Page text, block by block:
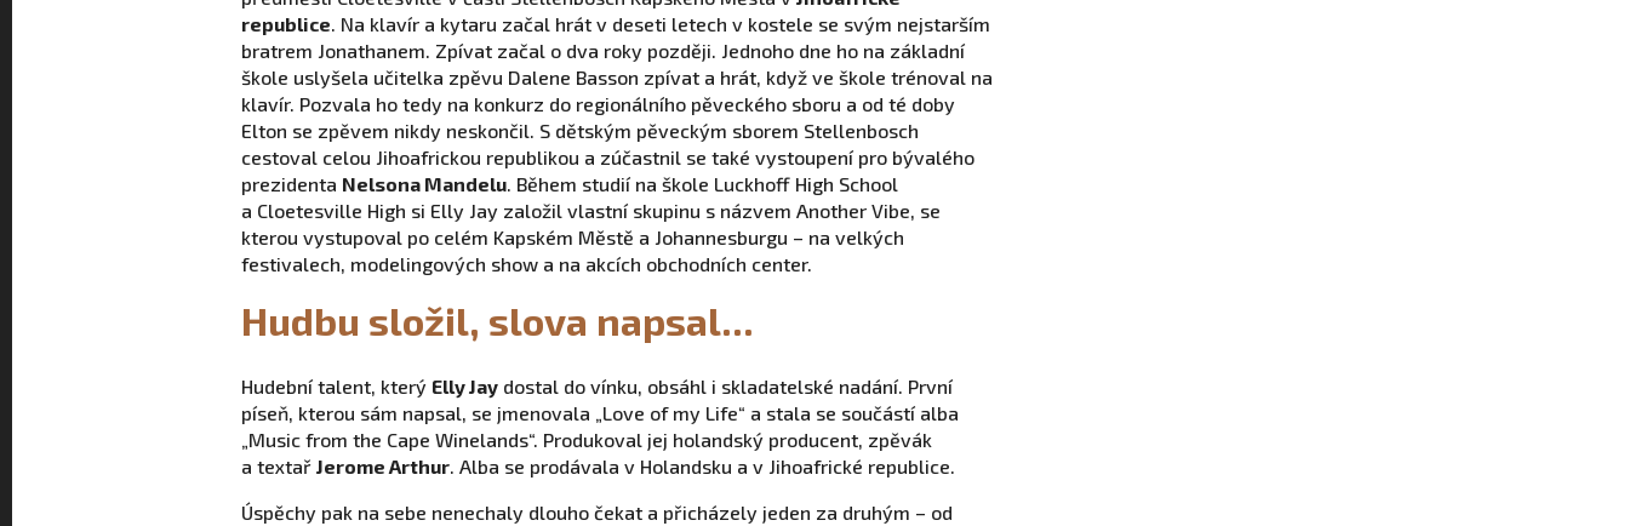
republice. Na klavír a kytaru začal hrát v deseti letech v kostele se svým nejstarším
bratrem Jonathanem. Zpívat začal o dva roky později. Jednoho dne ho na základní
škole uslyšela učitelka zpěvu Dalene Basson zpívat a hrát, když ve škole trénoval na
klavír. Pozvala ho tedy na konkurz do regionálního pěveckého sboru a od té doby
Elton se zpěvem nikdy neskončil. S dětským pěveckým sborem Stellenbosch
cestoval celou Jihoafrickou republikou a zúčastnil se také vystoupení pro bývalého
prezidenta Nelsona Mandelu. Během studií na škole Luckhoff High School
a Cloetesville High si Elly Jay založil vlastní skupinu s názvem Another Vibe, se
kterou vystupoval po celém Kapském Městě a Johannesburgu – na velkých
festivalech, modelingových show a na akcích obchodních center.
Hudbu složil, slova napsal...
Hudební talent, který Elly Jay dostal do vínku, obsáhl i skladatelské nadání. První
píseň, kterou sám napsal, se jmenovala „Love of my Life“ a stala se součástí alba
„Music from the Cape Winelands“. Produkoval jej holandský producent, zpěvák
a textař Jerome Arthur. Alba se prodávala v Holandsku a v Jihoafrické republice.
Úspěchy pak na sebe nenechaly dlouho čekat a přicházely jeden za druhým – od